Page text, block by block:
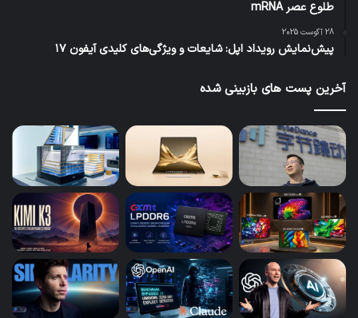
طلوع عصر mRNA
28 آگوست 2025
پیش‌نمایش رویداد اپل: شایعات و ویژگی‌های کلیدی آیفون ۱۷
آخرین پست های بازبینی شده